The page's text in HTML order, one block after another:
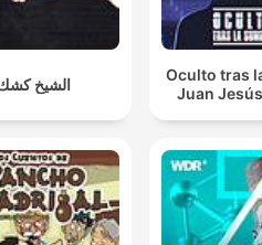
الشيخ
Oculto tras
Juan